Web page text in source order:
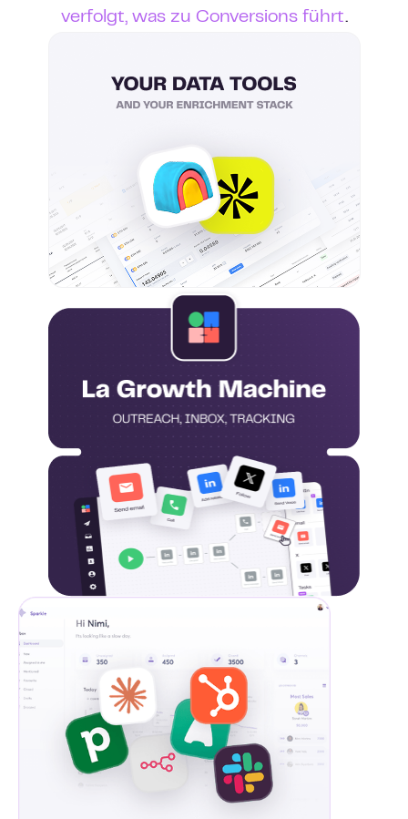
verfolgt, was zu Conversions führt.